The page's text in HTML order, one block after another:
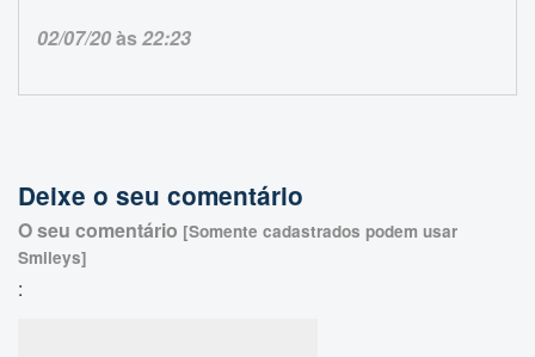
02/07/20às22:23
Deixe o seu comentário
O seu comentário [Somente cadastrados podem usar
Smileys]
: